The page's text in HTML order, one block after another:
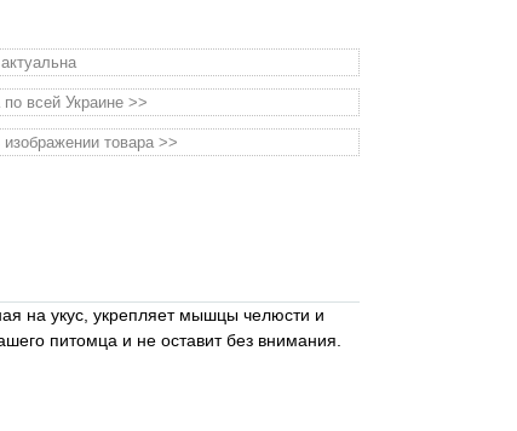
всей Украине >>
товара >>
на укус, укрепляет мышцы челюсти и
питомца и не оставит без внимания.